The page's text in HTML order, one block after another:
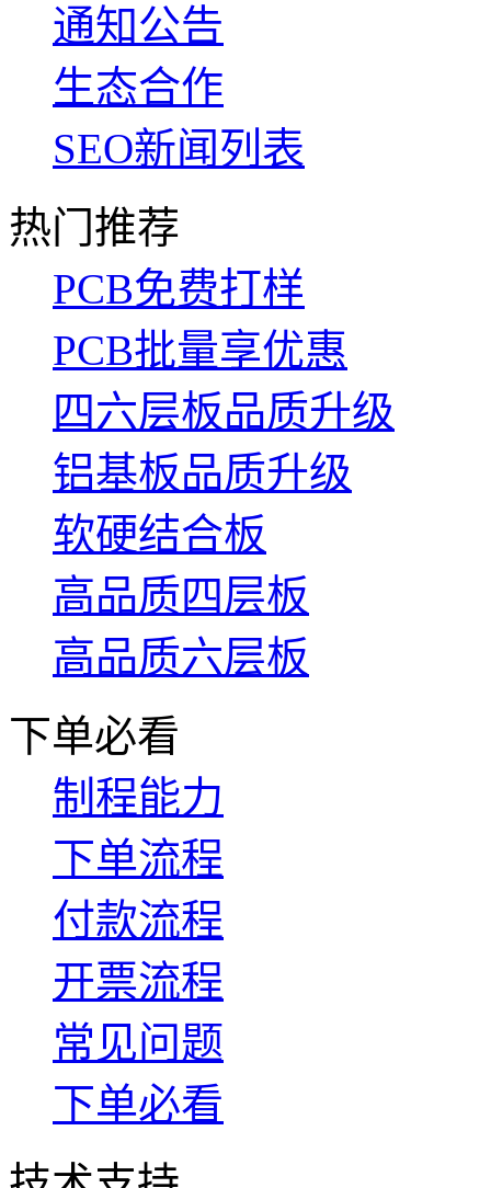
通知公告
生态合作
SEO新闻列表
热门推荐
PCB免费打样
PCB批量享优惠
四六层板品质升级
铝基板品质升级
软硬结合板
高品质四层板
高品质六层板
下单必看
制程能力
下单流程
付款流程
开票流程
常见问题
下单必看